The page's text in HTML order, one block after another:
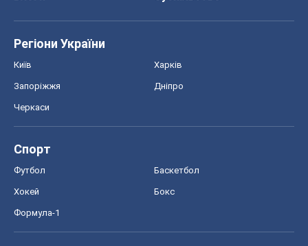
Регіони України
Київ Харків
Запоріжжя Дніпро
Черкаси
Спорт
Футбол Баскетбол
Хокей Бокс
Формула-1